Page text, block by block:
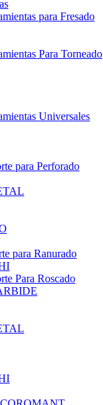
para Fresado
Para Torneado
Universales
para Perforado
para Ranurado
Para Roscado